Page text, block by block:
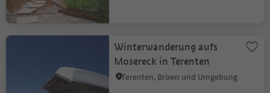
Winterwanderung aufs
Mosereck in Terenten
Terenten, Brixen und Umgebung